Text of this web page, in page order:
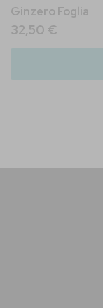
Ginzero Foglia
32,50 €